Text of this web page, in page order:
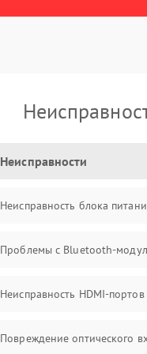
Неисправности
Неисправность блока
Проблемы с Bluetooth-
Неисправность HDMI-портов
Повреждение оптического